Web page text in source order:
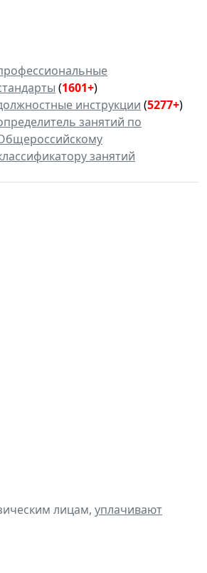
(1601+)
инструкции (5277+)
занятий по
занятий
лицам, уплачивают